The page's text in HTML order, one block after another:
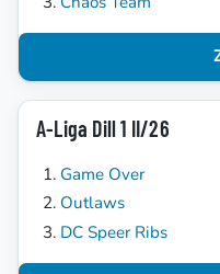
A-Liga Dill 1 II/26
Game Over
Outlaws
DC Speer Ribs